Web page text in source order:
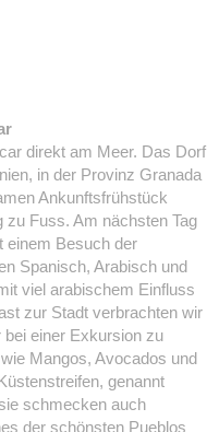
direkt am Meer. Das Dorf
in der Provinz Granada
Ankunftsfrühstück
zu Fuss. Am nächsten Tag
einem Besuch der
Spanisch, Arabisch und
viel arabischem Einfluss
zur Stadt verbrachten wir
bei einer Exkursion zu
Mangos, Avocados und
genannt
schmecken auch
der schönsten Pueblos